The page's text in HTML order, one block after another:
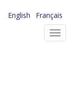
English
Français